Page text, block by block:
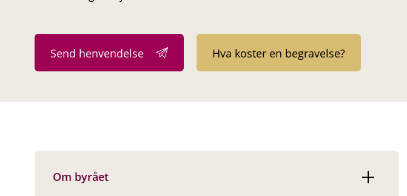
Send henvendelse Hva koster en begravelse?
Om byrået